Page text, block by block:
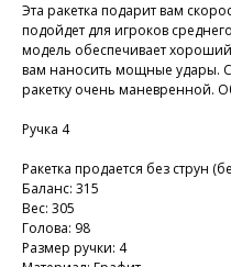
Эта ракетка подарит вам
подойдет для игроков
модель обеспечивает
вам наносить мощные удары.
ракетку очень маневренной.
Ручка 4
Ракетка продается без струн
Баланс: 315
Вес: 305
Голова: 98
Размер ручки: 4